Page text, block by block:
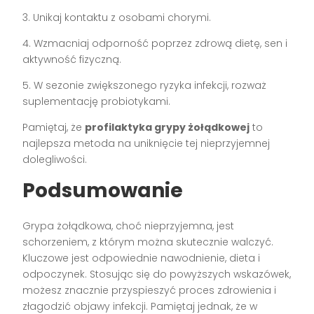
3. Unikaj kontaktu z osobami chorymi.
4. Wzmacniaj odporność poprzez zdrową dietę, sen i
aktywność fizyczną.
5. W sezonie zwiększonego ryzyka infekcji, rozważ
suplementację probiotykami.
Pamiętaj, że profilaktyka grypy żołądkowej to
najlepsza metoda na uniknięcie tej nieprzyjemnej
dolegliwości.
Podsumowanie
Grypa żołądkowa, choć nieprzyjemna, jest
schorzeniem, z którym można skutecznie walczyć.
Kluczowe jest odpowiednie nawodnienie, dieta i
odpoczynek. Stosując się do powyższych wskazówek,
możesz znacznie przyspieszyć proces zdrowienia i
złagodzić objawy infekcji. Pamiętaj jednak, że w